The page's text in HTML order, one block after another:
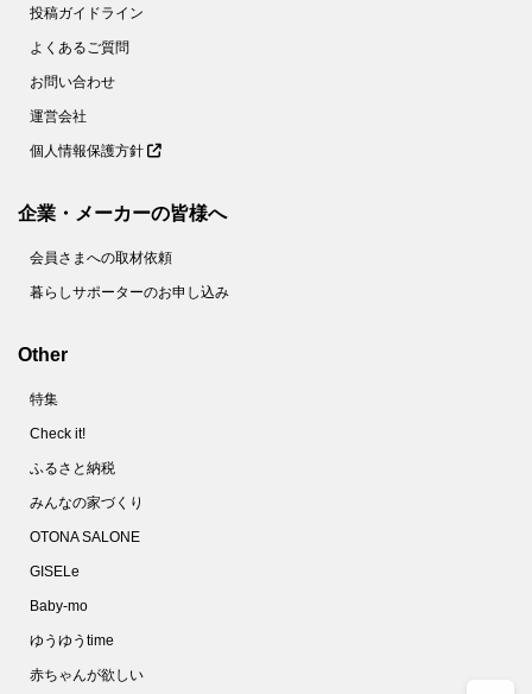
投稿ガイドライン
よくあるご質問
お問い合わせ
運営会社
個人情報保護方針
企業・メーカーの皆様へ
会員さまへの取材依頼
暮らしサポーターのお申し込み
Other
特集
Check it!
ふるさと納税
みんなの家づくり
OTONA SALONE
GISELe
Baby-mo
ゆうゆうtime
赤ちゃんが欲しい